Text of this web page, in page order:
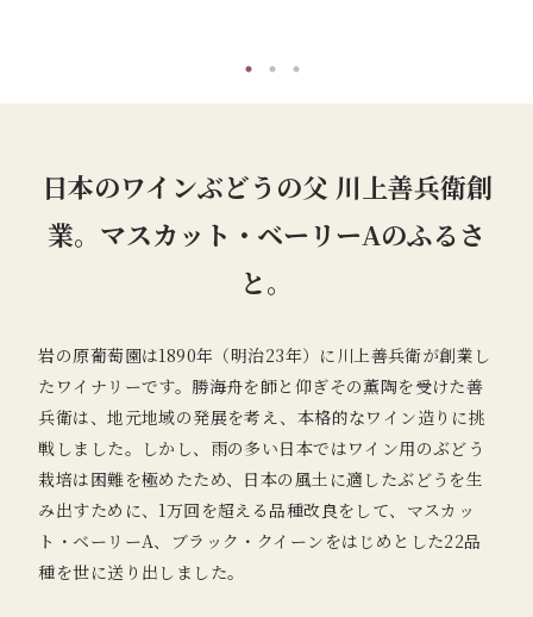
日本のワインぶどうの父 川上善兵衛創
業。マスカット・ベーリーAのふるさ
と。
岩の原葡萄園は1890年（明治23年）に川上善兵衛が創業し
たワイナリーです。勝海舟を師と仰ぎその薫陶を受けた善
兵衛は、地元地域の発展を考え、本格的なワイン造りに挑
戦しました。しかし、雨の多い日本ではワイン用のぶどう
栽培は困難を極めたため、日本の風土に適したぶどうを生
み出すために、1万回を超える品種改良をして、マスカッ
ト・ベーリーA、ブラック・クイーンをはじめとした22品
種を世に送り出しました。